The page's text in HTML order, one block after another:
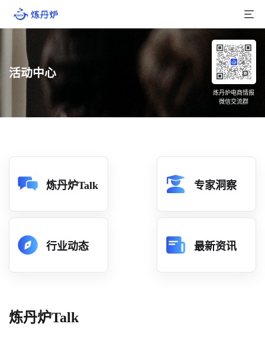
产品介绍
品牌数据
店铺数据
分析
数据中心
活动中心
炼丹炉电商情报
微信交流群
炼丹炉Talk 专家洞察
行业动态 最新资讯
炼丹炉Talk